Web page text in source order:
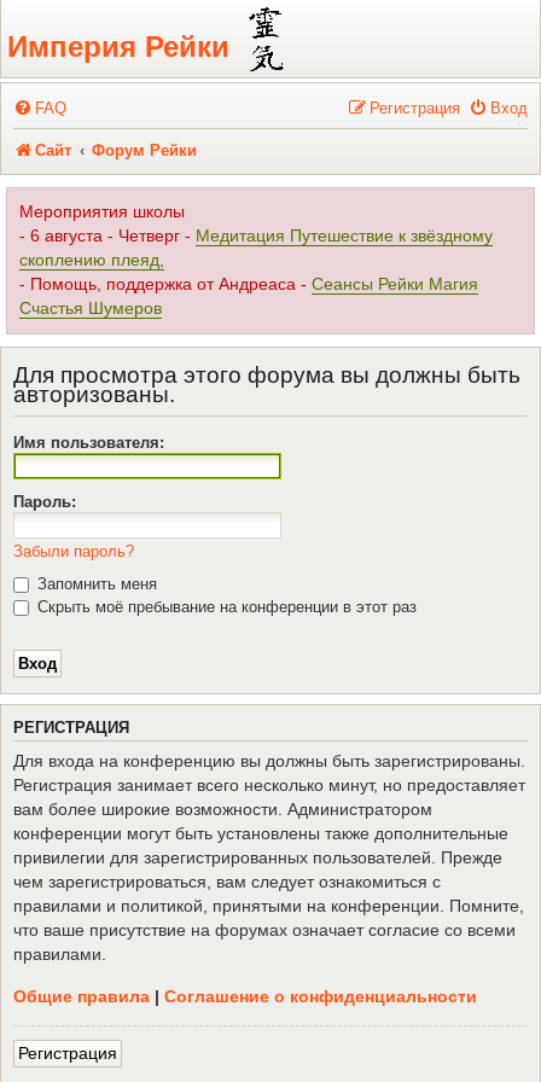
Регистрация
Империя Рейки
FAQ Вход
Регистрация
Сайт Форум Рейки
Мероприятия школы
- 6 августа - Четверг - Медитация Путешествие к звёздному
скоплению плеяд,
- Помощь, поддержка от Андреаса - Сеансы Рейки Магия
Счастья Шумеров
Для просмотра этого форума вы должны быть
авторизованы.
Имя пользователя:
Пароль:
Забыли пароль?
Запомнить меня
Скрыть моё пребывание на конференции в этот раз
РЕГИСТРАЦИЯ
Для входа на конференцию вы должны быть зарегистрированы.
Регистрация занимает всего несколько минут, но предоставляет
вам более широкие возможности. Администратором
конференции могут быть установлены также дополнительные
привилегии для зарегистрированных пользователей. Прежде
чем зарегистрироваться, вам следует ознакомиться с
правилами и политикой, принятыми на конференции. Помните,
что ваше присутствие на форумах означает согласие со всеми
правилами.
Общие правила | Соглашение о конфиденциальности
Регистрация